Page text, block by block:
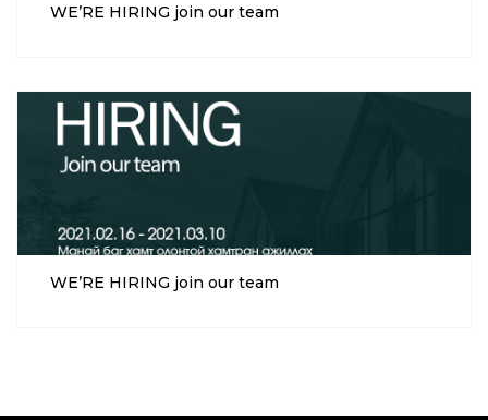
WE’RE HIRING join our team
WE’RE HIRING join our team